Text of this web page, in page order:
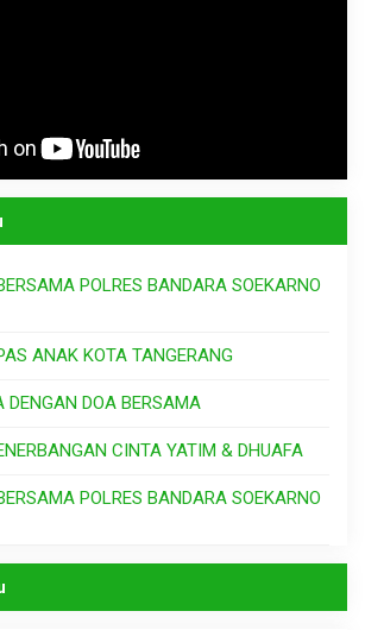
POLRES BANDARA SOEKARNO
ANAK KOTA TANGERANG
DENGAN DOA BERSAMA
CINTA YATIM & DHUAFA
POLRES BANDARA SOEKARNO